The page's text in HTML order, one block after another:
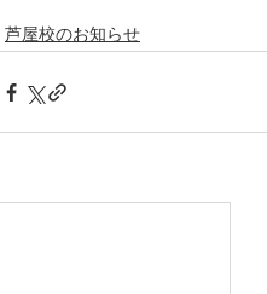
芦屋校のお知らせ